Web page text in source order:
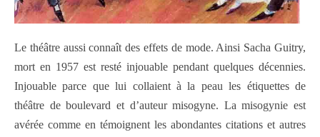
Le théâtre aussi connaît des effets de mode. Ainsi Sacha Guitry,
mort en 1957 est resté injouable pendant quelques décennies.
Injouable parce que lui collaient à la peau les étiquettes de
théâtre de boulevard et d’auteur misogyne. La misogynie est
avérée comme en témoignent les abondantes citations et autres